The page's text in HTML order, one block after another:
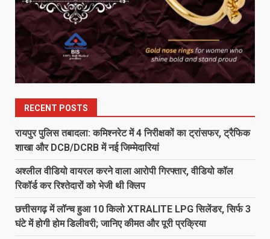
RECENT POSTS
रायपुर पुलिस तबादला: कमिश्नरेट में 4 निरीक्षकों का ट्रांसफर, ट्रैफिक
शाखा और DCB/DCRB में नई जिम्मेदारियां
अश्लील वीडियो वायरल करने वाला आरोपी गिरफ्तार, वीडियो कॉल
रिकॉर्ड कर रिश्तेदारों को भेजी थी क्लिप
छत्तीसगढ़ में लॉन्च हुआ 10 किलो XTRALITE LPG सिलेंडर, सिर्फ 3
घंटे में होगी होम डिलीवरी; जानिए कीमत और पूरी प्रक्रिया